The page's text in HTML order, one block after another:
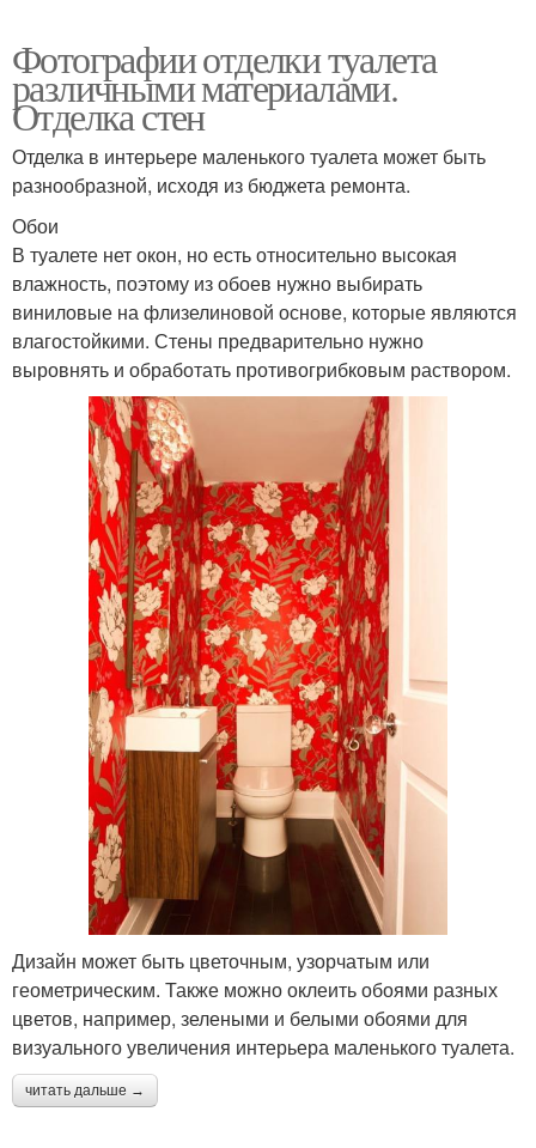
Фотографии отделки туалета
различными материалами.
Отделка стен
Отделка в интерьере маленького туалета может быть
разнообразной, исходя из бюджета ремонта.
Обои
В туалете нет окон, но есть относительно высокая
влажность, поэтому из обоев нужно выбирать
виниловые на флизелиновой основе, которые являются
влагостойкими. Стены предварительно нужно
выровнять и обработать противогрибковым раствором.
Дизайн может быть цветочным, узорчатым или
геометрическим. Также можно оклеить обоями разных
цветов, например, зелеными и белыми обоями для
визуального увеличения интерьера маленького туалета.
читать дальше →